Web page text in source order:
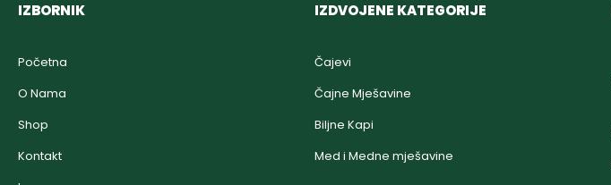
IZBORNIK
Početna
O Nama
Shop
Kontakt
IZDVOJENE KATEGORIJE
Čajevi
Čajne Mješavine
Biljne Kapi
Med i Medne mješavine